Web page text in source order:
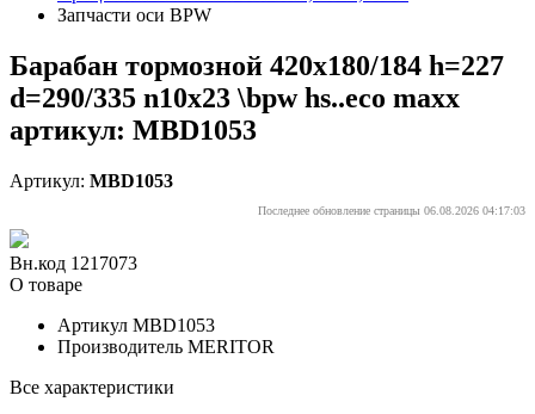
Запчасти оси BPW
Барабан тормозной 420x180/184 h=227
d=290/335 n10x23 \bpw hs..eco maxx
артикул: MBD1053
Артикул: MBD1053
Последнее обновление страницы 06.08.2026 04:17:03
Вн.код 1217073
О товаре
Артикул MBD1053
Производитель MERITOR
Все характеристики